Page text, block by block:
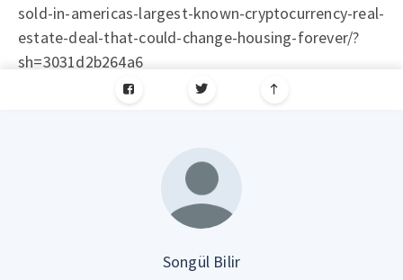
sold-in-americas-largest-known-cryptocurrency-real-
estate-deal-that-could-change-housing-forever/?
sh=3031d2b264a6
Songül Bilir